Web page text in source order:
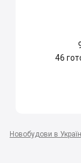
46
Новобудови в